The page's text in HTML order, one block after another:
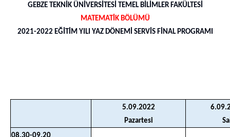
GEBZE TEKNİK ÜNİVERSİTESİ TEMEL BİLİMLER FAKÜLTESİ
MATEMATİK BÖLÜMÜ
2021-2022 EĞİTİM YILI YAZ DÖNEMİ SERVİS FİNAL PROGRAMI
5.09.2022
Pazartesi